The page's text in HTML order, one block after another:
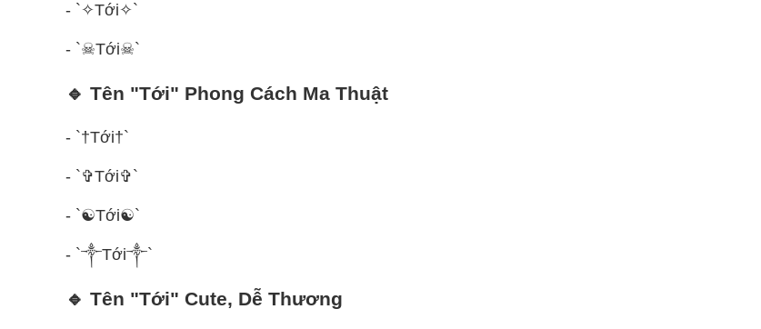
- `✧Tới✧`
- `☠Tới☠`
🔹 Tên "Tới" Phong Cách Ma Thuật
- `†Tới†`
- `✞Tới✞`
- `☯Tới☯`
- `༒Tới༒`
🔹 Tên "Tới" Cute, Dễ Thương